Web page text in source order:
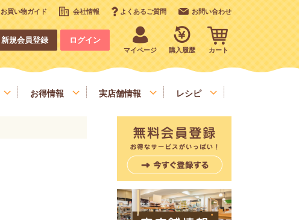
お買い物ガイド 会社情報 よくあるご質問 お問い合わせ
新規会員登録 ログイン
マイページ 購入履歴 カート
いも、栗、かぼちゃ、野菜類
お手軽食材
お得情報 実店舗情報 レシピ